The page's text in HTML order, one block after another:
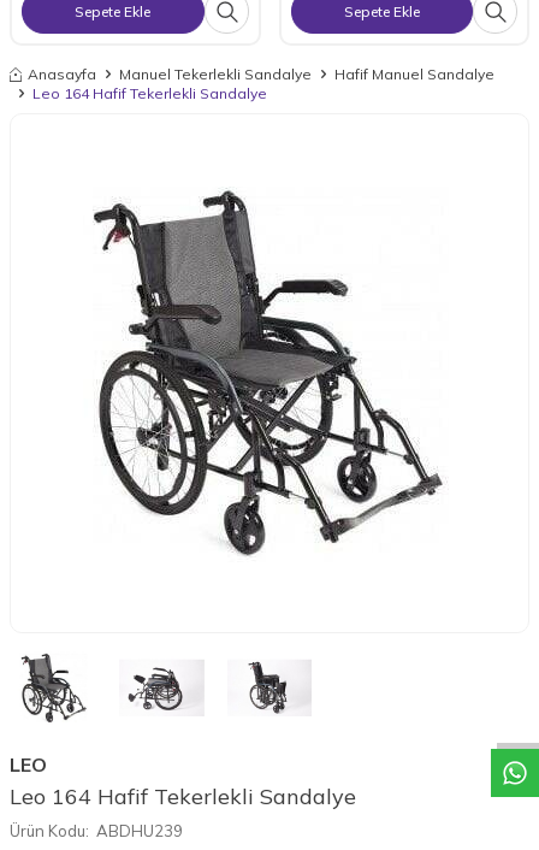
Sepete Ekle Sepete Ekle
Anasayfa Manuel Tekerlekli Sandalye
Hafif Manuel Sandalye
Leo 164 Hafif Tekerlekli Sandalye
LEO
Leo 164 Hafif Tekerlekli Sandalye
Ürün Kodu: ABDHU239